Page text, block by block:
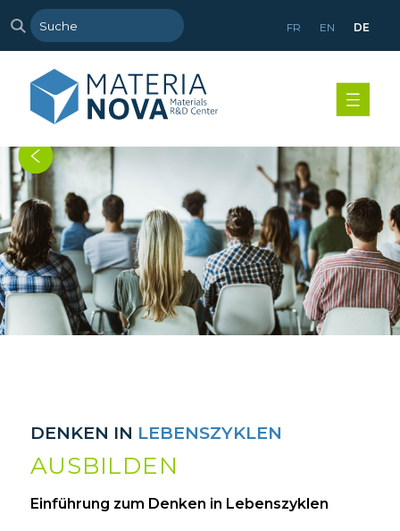
FR EN DE
DENKEN IN LEBENSZYKLEN
AUSBILDEN
Einführung zum Denken in Lebenszyklen